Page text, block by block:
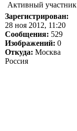
Активный участник
Зарегистрирован:
28 ноя 2012, 11:20
Сообщения: 529
Изображений: 0
Откуда: Москва
Россия